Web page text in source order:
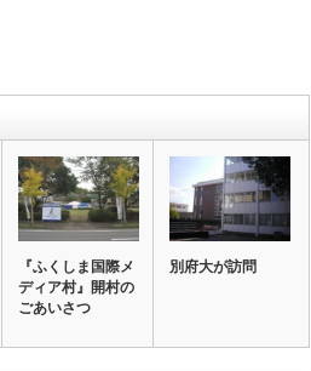
『ふくしま国際メ
ディア村』開村の
ごあいさつ
別府大が訪問